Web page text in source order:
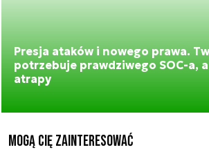
Presja ataków i nowego prawa.
potrzebuje prawdziwego SOC-a,
atrapy
Mogą Cię zainteresować